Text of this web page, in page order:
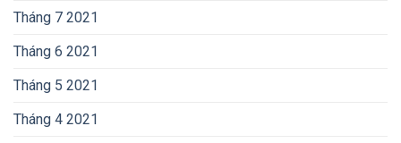
Tháng 7 2021
Tháng 6 2021
Tháng 5 2021
Tháng 4 2021